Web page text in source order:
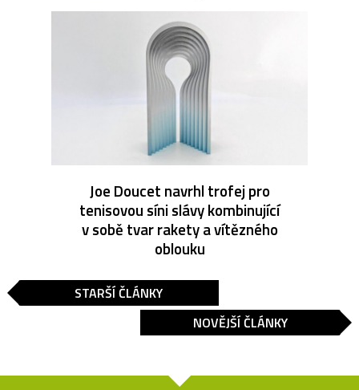
Joe Doucet navrhl trofej pro
tenisovou síni slávy kombinující
v sobě tvar rakety a vítězného
oblouku
STARŠÍ ČLÁNKY
NOVĚJŠÍ ČLÁNKY